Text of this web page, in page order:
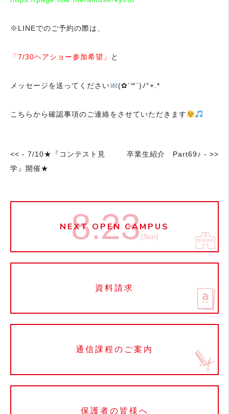
※LINEでのご予約の際は、
「7/30ヘアショー参加希望」 と
メッセージを送ってください (✿´꒳`)ﾉ°+.*
こちらから確認事項のご連絡をさせていただきます
<< - 7/10★『コンテスト見
学』開催★
卒業生紹介 Part69♪ - >>
NEXT OPEN CAMPUS
8.23(Sun)
資料請求
通信課程のご案内
保護者の皆様へ